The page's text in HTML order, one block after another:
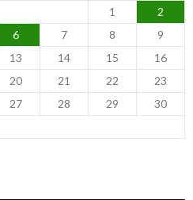
1
2
6 7 8
9
13 14 15
16
20 21 22
23
27 28 29
30